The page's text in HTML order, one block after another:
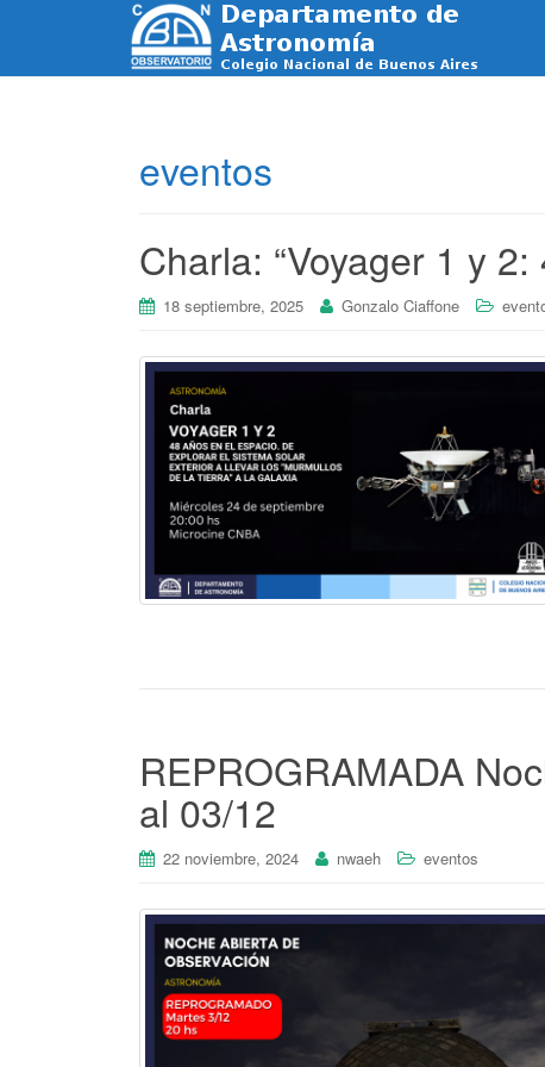
eventos
Charla: “Voyager 1 y
18 septiembre, 2025 Gonzalo Ciaffone
REPROGRAMADA
al 03/12
22 noviembre, 2024 nwaeh eventos